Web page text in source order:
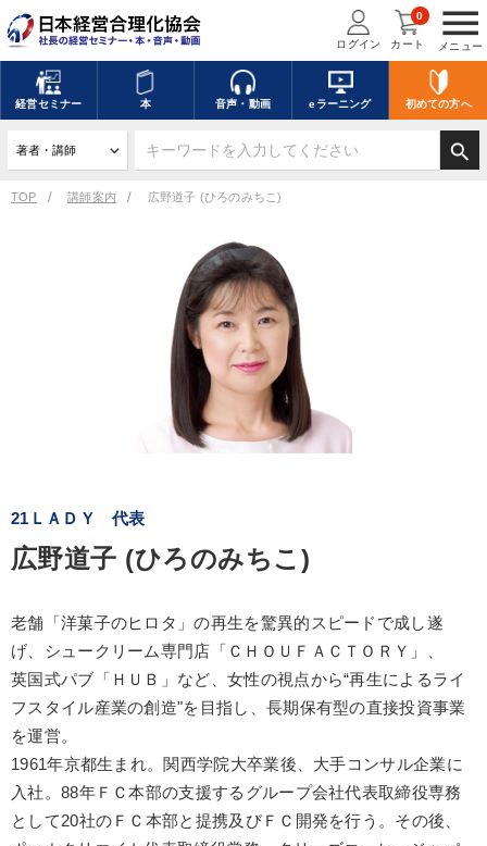
menu
メニュー
ログイン カート
0
経営セミナー 本 音声・動画 eラーニング 初めての方へ
search
TOP 講師案内 広野道子 (ひろのみちこ)
21ＬＡＤＹ 代表
広野道子 (ひろのみちこ)
老舗「洋菓子のヒロタ」の再生を驚異的スピードで成し遂
げ、シュークリーム専門店「ＣＨＯＵＦＡＣＴＯＲＹ」、
英国式パブ「ＨＵＢ」など、女性の視点から“再生によるライ
フスタイル産業の創造"を目指し、長期保有型の直接投資事業
を運営。
1961年京都生まれ。関西学院大卒業後、大手コンサル企業に
入社。88年ＦＣ本部の支援するグループ会社代表取締役専務
として20社のＦＣ本部と提携及びＦＣ開発を行う。その後、